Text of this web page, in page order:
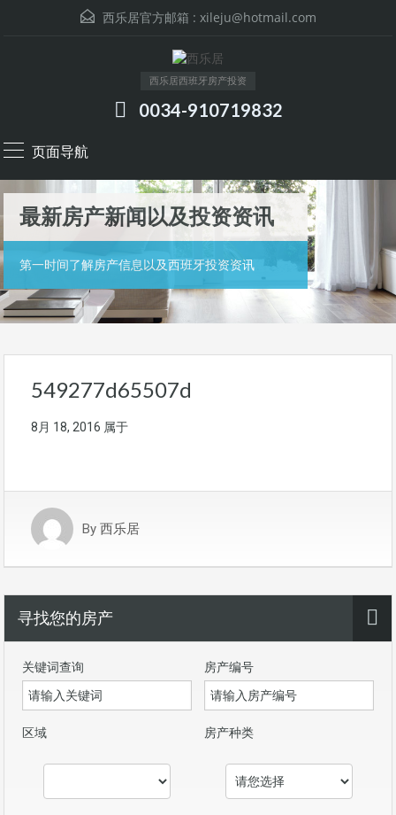
西乐居官方邮箱 : xileju@hotmail.com
西乐居西班牙房产投资
0034-910719832
页面导航
最新房产新闻以及投资资讯
第一时间了解房产信息以及西班牙投资资讯
549277d65507d
8月 18, 2016 属于
By 西乐居
寻找您的房产
关键词查询 房产编号
区域 房产种类